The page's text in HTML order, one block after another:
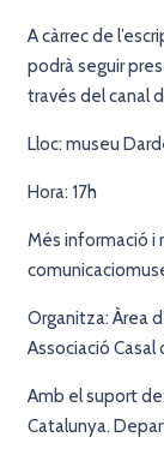
A càrrec de
podrà seguir
través del canal
Lloc: museu
Hora: 17h
Més informació i
Organitza: Àrea
Associació Casal
Amb el suport
Catalunya.